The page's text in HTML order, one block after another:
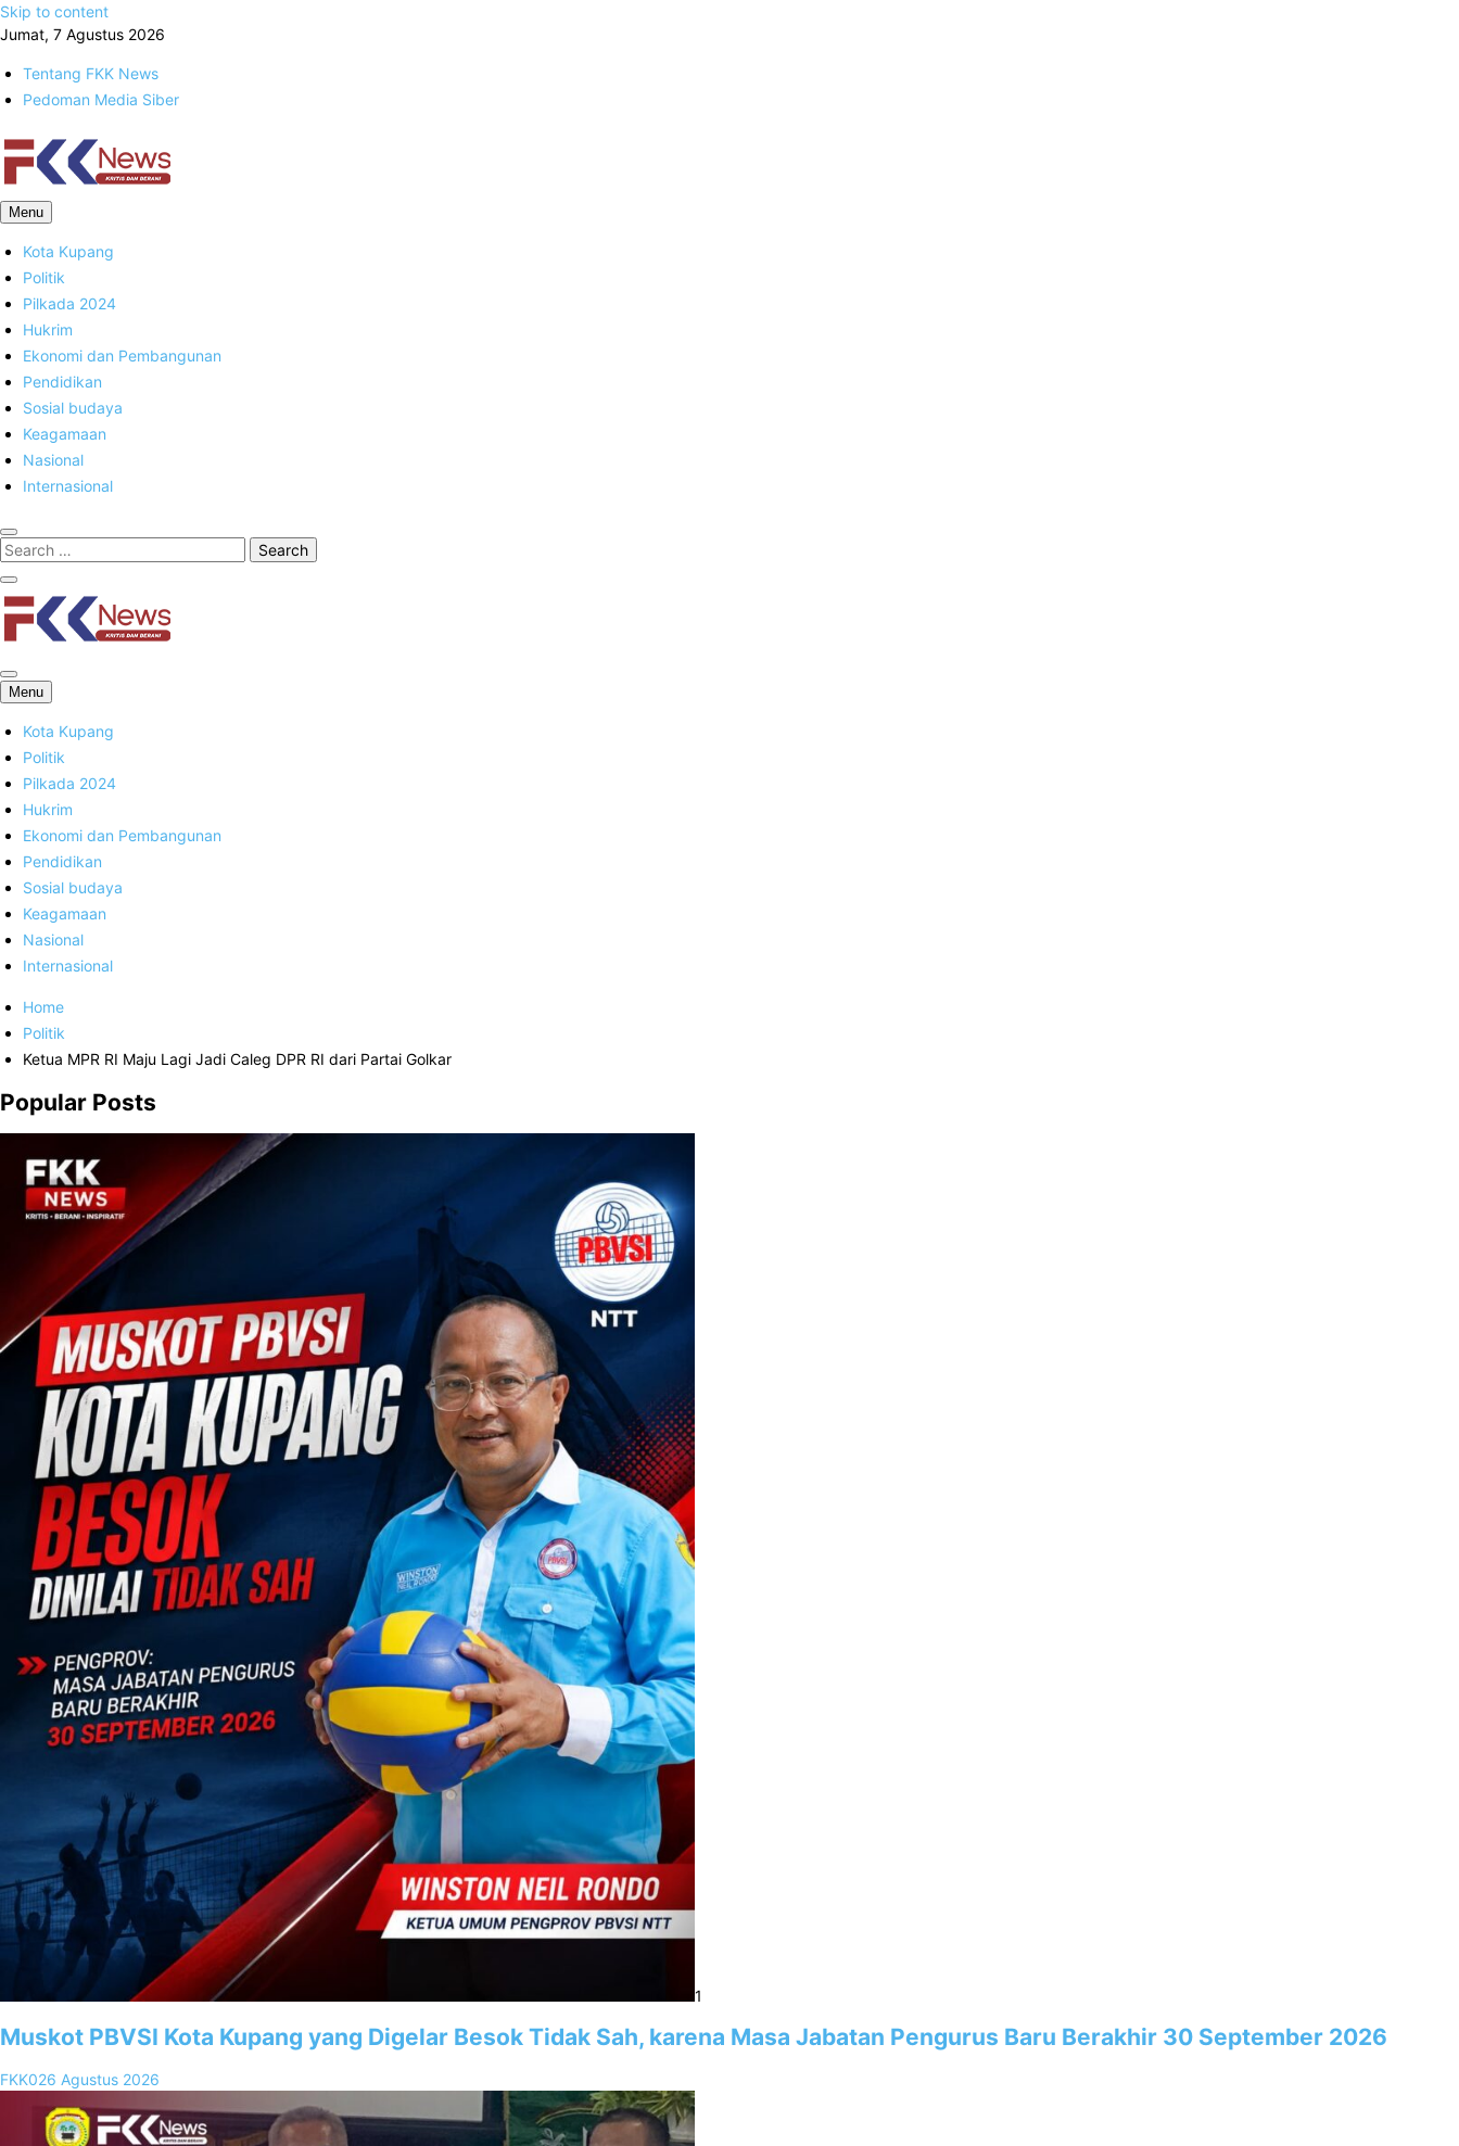
Skip to content
Jumat, 7 Agustus 2026
Tentang FKK News
Pedoman Media Siber
FKK News
Menu
Kota Kupang
Politik
Pilkada 2024
Hukrim
Ekonomi dan Pembangunan
Pendidikan
Sosial budaya
Keagamaan
Nasional
Internasional
FKK News
Menu
Kota Kupang
Politik
Pilkada 2024
Hukrim
Ekonomi dan Pembangunan
Pendidikan
Sosial budaya
Keagamaan
Nasional
Internasional
Home
Politik
Ketua MPR RI Maju Lagi Jadi Caleg DPR RI dari Partai Golkar
Popular Posts
1
Muskot PBVSI Kota Kupang yang Digelar Besok Tidak Sah, karena Masa Jabatan Pengurus Baru Berakhir 30 September 2026
FKK026 Agustus 2026